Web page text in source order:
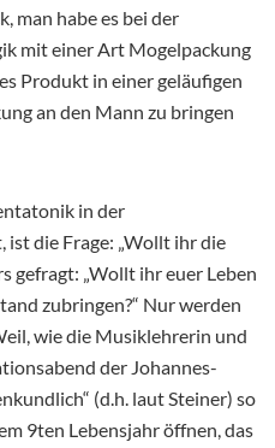
man habe es bei der
mit einer Art Mogelpackung
Produkt in einer geläufigen
an den Mann zu bringen
in der
die Frage: „Wollt ihr die
gefragt: „Wollt ihr euer Leben
zubringen?“ Nur werden
wie die Musiklehrerin und
der Johannes-
(d.h. laut Steiner) so
9ten Lebensjahr öffnen, das